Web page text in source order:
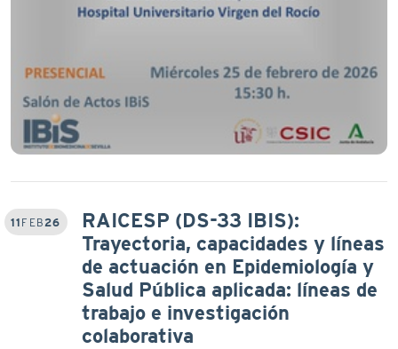
11 FEB 26
RAICESP (DS-33 IBIS):
Trayectoria, capacidades y líneas
de actuación en Epidemiología y
Salud Pública aplicada: líneas de
trabajo e investigación
colaborativa